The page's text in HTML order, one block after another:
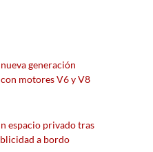
generación
motores V6 y V8
espacio privado tras
a bordo